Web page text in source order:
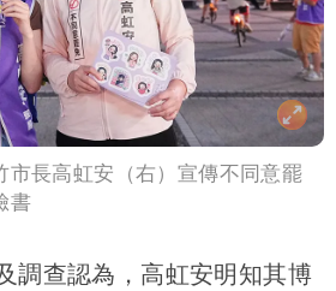
市長高虹安（右）宣傳不同意罷
書
調查認為，高虹安明知其博